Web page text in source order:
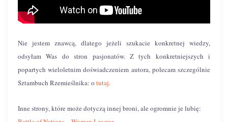
Nie jestem znawcą, dlatego jeżeli szukacie konkretnej wiedzy,
odsyłam Was do stron pasjonatów. Z tych konkretniejszych i
popartych wieloletnim doświadczeniem autora, polecam szczególnie
Sztambuch Rzemieślnika: o tutaj.
Inne strony, które może dotyczą innej broni, ale ogromnie je lubię: